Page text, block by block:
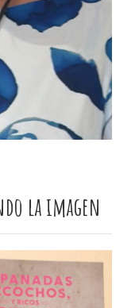
la imagen